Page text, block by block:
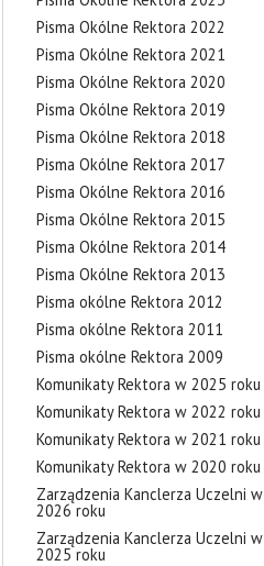
Pisma Okólne Rektora 2022
Pisma Okólne Rektora 2021
Pisma Okólne Rektora 2020
Pisma Okólne Rektora 2019
Pisma Okólne Rektora 2018
Pisma Okólne Rektora 2017
Pisma Okólne Rektora 2016
Pisma Okólne Rektora 2015
Pisma Okólne Rektora 2014
Pisma Okólne Rektora 2013
Pisma okólne Rektora 2012
Pisma okólne Rektora 2011
Pisma okólne Rektora 2009
Komunikaty Rektora w 2025 roku
Komunikaty Rektora w 2022 roku
Komunikaty Rektora w 2021 roku
Komunikaty Rektora w 2020 roku
Zarządzenia Kanclerza Uczelni w
2026 roku
Zarządzenia Kanclerza Uczelni w
2025 roku